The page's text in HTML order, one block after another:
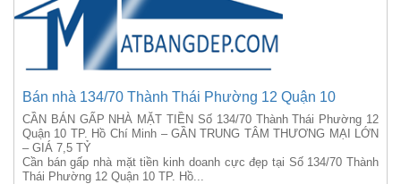
Bán nhà 134/70 Thành Thái Phường 12 Quận 10
CẦN BÁN GẤP NHÀ MẶT TIỀN Số 134/70 Thành Thái Phường 12
Quận 10 TP. Hồ Chí Minh – GẦN TRUNG TÂM THƯƠNG MẠI LỚN
– GIÁ 7,5 TỶ
Cần bán gấp nhà mặt tiền kinh doanh cực đẹp tại Số 134/70 Thành
Thái Phường 12 Quận 10 TP. Hồ...